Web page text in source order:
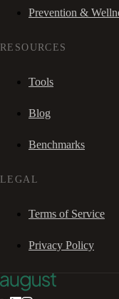
Prevention &
RESOURCES
Tools
Blog
Benchmarks
LEGAL
Terms of Service
Privacy Policy